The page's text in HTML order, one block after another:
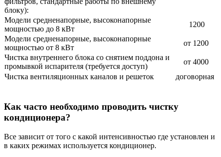
блоку):
Модели средненапорные, высоконапорные
мощностью до 8 кВт
1200
Модели средненапорные, высоконапорные
мощностью от 8 кВт
от 1200
Чистка внутреннего блока со снятием поддона и
промывкой испарителя (требуется доступ)
от 4000
Чистка вентиляционных каналов и решеток
договорная
Как часто необходимо проводить чистку
кондиционера?
Все зависит от того с какой интенсивностью где установлен и
в каких режимах используется кондиционер.